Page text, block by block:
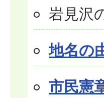
岩見沢
地名の
市民憲